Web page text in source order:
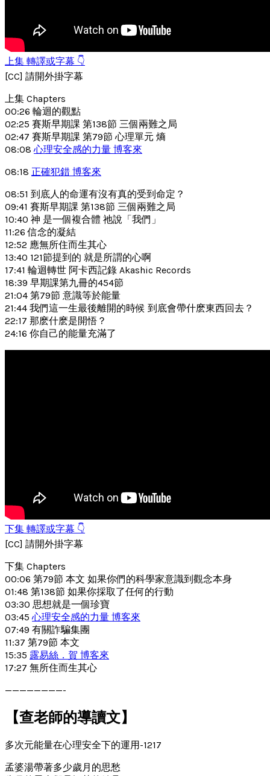
上集 轉譯或字幕 👇
[CC] 請開外掛字幕
上集 Chapters
00:26 輪迴的觀點
02:25 賽斯早期課 第138節 三個兩難之局
02:47 賽斯早期課 第79節 心理單元 熵
08:08 心理安全感的力量 博客來
08:18 正確犯錯 博客來
08:51 到底人的命運有沒有真的受到命定？
09:41 賽斯早期課 第138節 三個兩難之局
10:40 神 是一個複合體 祂說「我們」
11:26 信念的凝結
12:52 應無所住而生其心
13:40 121節提到的 就是所謂的心啊
17:41 輪迴轉世 阿卡西記錄 Akashic Records
18:39 早期課第九冊的454節
21:04 第79節 意識等於能量
21:44 我們這一生最後離開的時候 到底會帶什麽東西回去？
22:17 那麽什麽是開悟？
24:16 你自己的能量充滿了
下集 轉譯或字幕 👇
[CC] 請開外掛字幕
下集 Chapters
00:06 第79節 本文 如果你們的科學家意識到觀念本身
01:48 第138節 如果你採取了任何的行動
03:30 思想就是一個珍寶
03:45 心理安全感的力量 博客來
07:49 有關詐騙集團
11:37 第79節 本文
15:35 露易絲．賀 博客來
17:27 無所住而生其心
————————-
【查老師的導讀文】
多次元能量在心理安全下的運用-1217
孟婆湯帶著多少歲月的思愁